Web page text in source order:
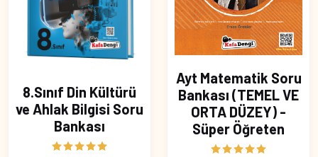
8.Sınıf Din Kültürü
ve Ahlak Bilgisi Soru
Bankası
Ayt Matematik Soru
Bankası (TEMEL VE
ORTA DÜZEY) -
Süper Öğreten